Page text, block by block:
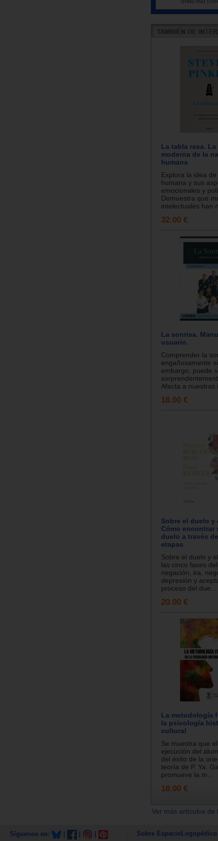
La tabla rasa.
moderna de la
humana
Explora la idea
humana y sus
emocionales y
Demuestra que
intelectuales han
32.00 €
La sonrisa.
usuario.
Comprender la
engañosamente
embargo, puede
Afecta a nuestras
18.00 €
Sobre el duelo y
Cómo encontrar
duelo a través
etapas
Sobre el duelo y
las cinco fases
negación, ira,
depresión y
proceso del due...
20.00 €
La metodología
la psicología
cultural
Se muestra que
ejecución del
del éxito de la
teoría de P. Ya.
promueve la m...
18.00 €
Ver más artículos
Síguenos en: Sobre EspacioLogopédico